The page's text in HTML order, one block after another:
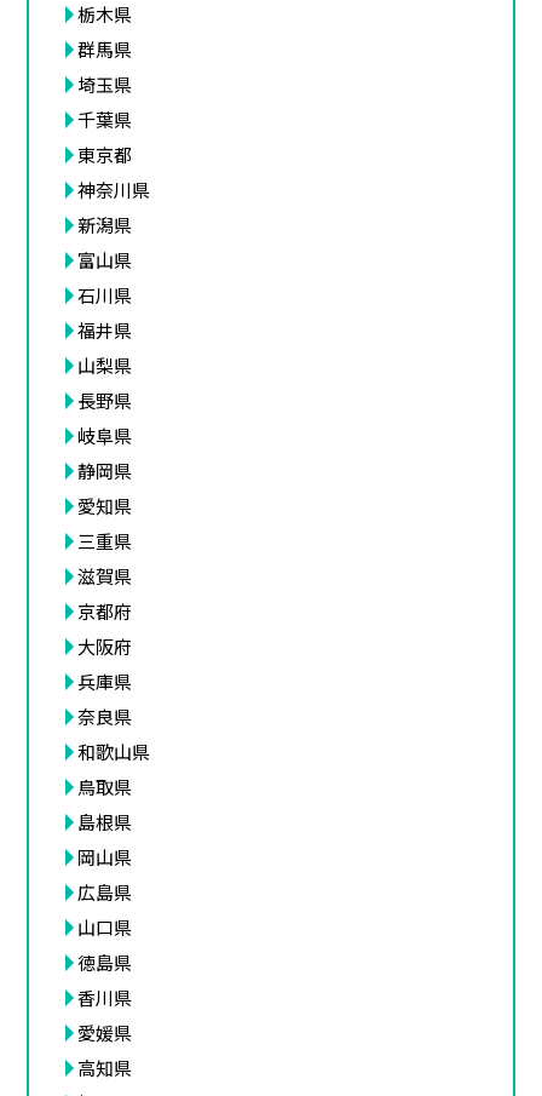
栃木県
群馬県
埼玉県
千葉県
東京都
神奈川県
新潟県
富山県
石川県
福井県
山梨県
長野県
岐阜県
静岡県
愛知県
三重県
滋賀県
京都府
大阪府
兵庫県
奈良県
和歌山県
鳥取県
島根県
岡山県
広島県
山口県
徳島県
香川県
愛媛県
高知県